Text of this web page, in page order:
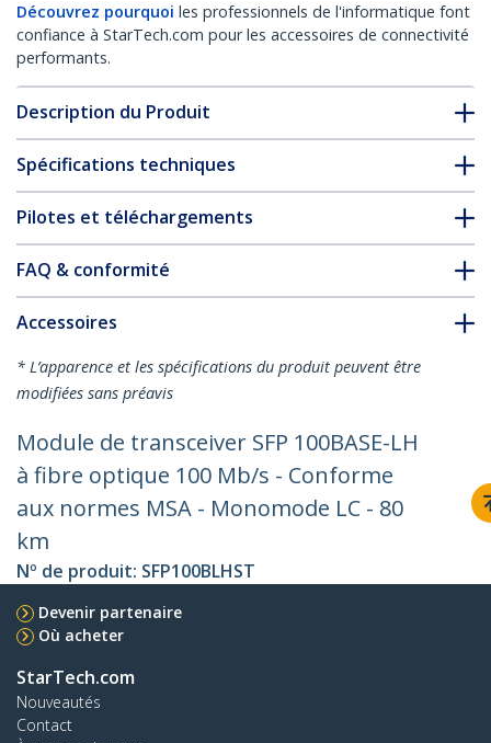
Découvrez pourquoi les professionnels de l'informatique font
confiance à StarTech.com pour les accessoires de connectivité
performants.
Description du Produit
Spécifications techniques
Pilotes et téléchargements
FAQ & conformité
Accessoires
* L’apparence et les spécifications du produit peuvent être
modifiées sans préavis
Module de transceiver SFP 100BASE-LH
à fibre optique 100 Mb/s - Conforme
aux normes MSA - Monomode LC - 80
km
Nº de produit: SFP100BLHST
Devenir partenaire
Où acheter
StarTech.com
Nouveautés
Contact